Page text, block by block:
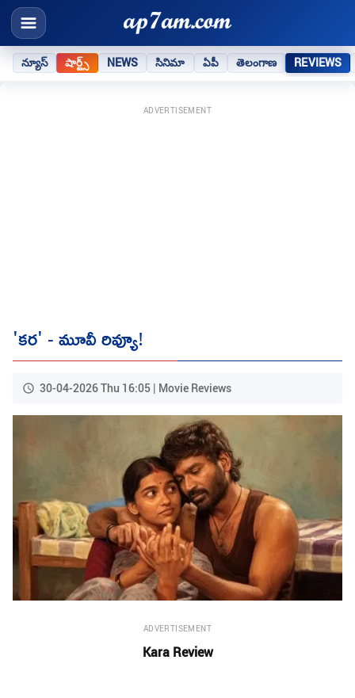
న్యూస్ షార్ట్స్ NEWS సినిమా ఏపీ తెలంగాణ REVIEWS
ADVERTISEMENT
'కర' - మూవీ రివ్యూ!
30-04-2026 Thu 16:05 | Movie Reviews
ADVERTISEMENT
Kara Review